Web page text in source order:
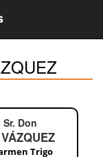
Don
Trigo